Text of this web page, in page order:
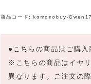
商品コード:komonobuy-Gwen17
●こちらの商品はご購入
※こちらの商品はイヤ
異なります。ご注文の